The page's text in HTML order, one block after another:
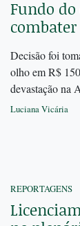
Fundo
Decisão foi
olho em R$
devastação na
Luciana Vicária
REPORTAGENS